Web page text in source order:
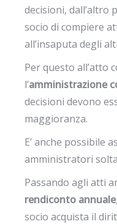
decisioni, dall’altro
socio di compiere
all’insaputa degli
Per questo all’atto
l’amministrazione
decisioni devono
maggioranza.
E’ anche possibile
amministratori
Passando agli atti
rendiconto annuale
socio acquista il